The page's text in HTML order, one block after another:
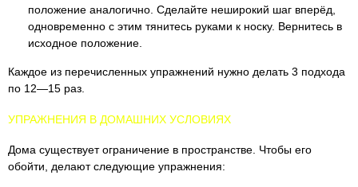
положение аналогично. Сделайте неширокий шаг вперёд,
одновременно с этим тянитесь руками к носку. Вернитесь в
исходное положение.
Каждое из перечисленных упражнений нужно делать 3 подхода
по 12—15 раз.
УПРАЖНЕНИЯ В ДОМАШНИХ УСЛОВИЯХ
Дома существует ограничение в пространстве. Чтобы его
обойти, делают следующие упражнения: